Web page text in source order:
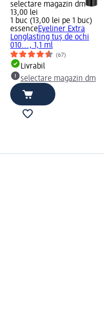
selectare magazin dm
13,00 lei
1 buc (13,00 lei pe 1 buc)
essenceEyeliner Extra
Longlasting tuș de ochi
010..., 1,1 ml
(67)
Livrabil
selectare magazin dm